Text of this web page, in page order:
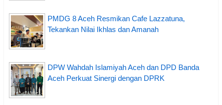
PMDG 8 Aceh Resmikan Cafe Lazzatuna,
Tekankan Nilai Ikhlas dan Amanah
DPW Wahdah Islamiyah Aceh dan DPD Banda
Aceh Perkuat Sinergi dengan DPRK